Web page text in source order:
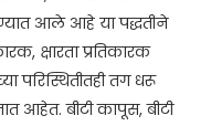
आले आहे या पद्धतीने
क्षारता प्रतिकारक
परिस्थितीतही तग धरू
आहेत. बीटी कापूस, बीटी